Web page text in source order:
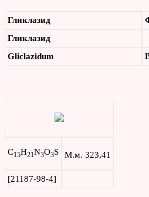
Гликлазид
Гликлазид
Gliclazidum
C15H21N3O3S М.м. 323,41
[21187-98-4]